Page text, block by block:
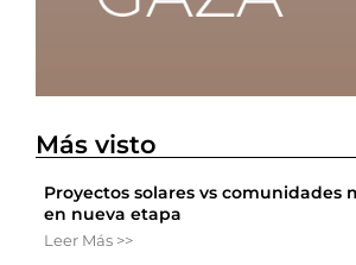
Más visto
Proyectos solares vs comunidades
en nueva etapa
Leer Más >>